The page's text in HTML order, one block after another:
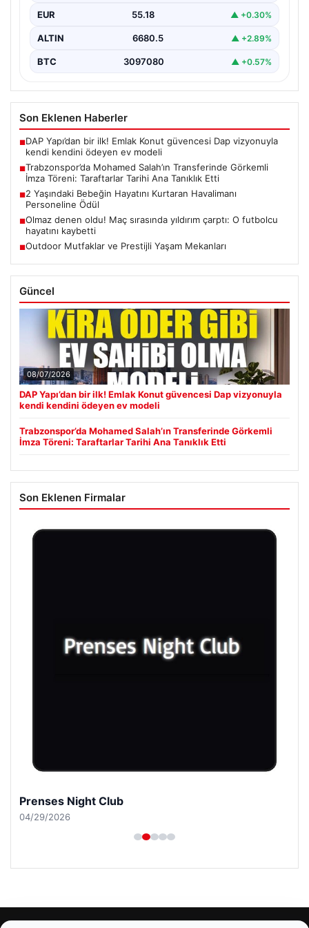
yaşıyor. Yoğun ilgiyle karşılanan…
EUR 55.18 ▲ +0.30%
ALTIN 6680.5 ▲ +2.89%
BTC 3097080 ▲ +0.57%
Son Eklenen Haberler
■DAP Yapı’dan bir ilk! Emlak Konut güvencesi Dap vizyonuyla
kendi kendini ödeyen ev modeli
■Trabzonspor’da Mohamed Salah’ın Transferinde Görkemli
İmza Töreni: Taraftarlar Tarihi Ana Tanıklık Etti
■2 Yaşındaki Bebeğin Hayatını Kurtaran Havalimanı
Personeline Ödül
■Olmaz denen oldu! Maç sırasında yıldırım çarptı: O futbolcu
hayatını kaybetti
■Outdoor Mutfaklar ve Prestijli Yaşam Mekanları
Güncel
08/07/2026
DAP Yapı’dan bir ilk! Emlak Konut güvencesi Dap vizyonuyla
kendi kendini ödeyen ev modeli
Trabzonspor’da Mohamed Salah’ın Transferinde Görkemli
İmza Töreni: Taraftarlar Tarihi Ana Tanıklık Etti
Son Eklenen Firmalar
Prenses Night Club
04/29/2026